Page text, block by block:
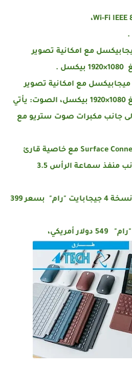
الخلفية : بدقة 8 ميجابيكسل مع امكانية تصوير
.
الكاميرا الامامية : بدقة 5 ميجابيكسل مع امكانية تصوير
فيديوهات بدقة عالية تبلغ 1080×1920 بيكسل، الصوت: يأتي
جانب مكبرات صوت ستريو مع
المنافذ: USB Type C و Surface Connect مع خاصية قارئ
بطاقة MicroSDXC الى جانب منفذ سماعة الرأس 3.5
السعر جهاز Surface Go: نسخة 4 جيجابايت "رام" بسعر 399